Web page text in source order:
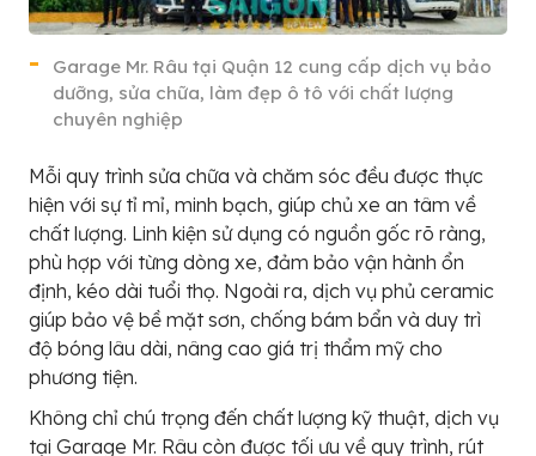
Garage Mr. Râu tại Quận 12 cung cấp dịch vụ bảo
dưỡng, sửa chữa, làm đẹp ô tô với chất lượng
chuyên nghiệp
Mỗi quy trình sửa chữa và chăm sóc đều được thực
hiện với sự tỉ mỉ, minh bạch, giúp chủ xe an tâm về
chất lượng. Linh kiện sử dụng có nguồn gốc rõ ràng,
phù hợp với từng dòng xe, đảm bảo vận hành ổn
định, kéo dài tuổi thọ. Ngoài ra, dịch vụ phủ ceramic
giúp bảo vệ bề mặt sơn, chống bám bẩn và duy trì
độ bóng lâu dài, nâng cao giá trị thẩm mỹ cho
phương tiện.
Không chỉ chú trọng đến chất lượng kỹ thuật, dịch vụ
tại Garage Mr. Râu còn được tối ưu về quy trình, rút